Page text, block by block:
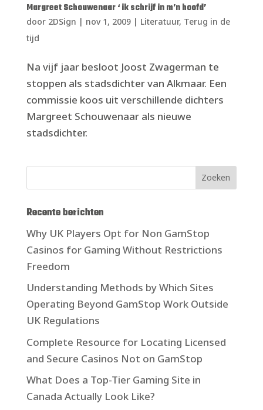
Margreet Schouwenaar ‘ ik schrijf in m’n hoofd’
door 2DSign | nov 1, 2009| Literatuur, Terug in de
tijd
Na vijf jaar besloot Joost Zwagerman te
stoppen als stadsdichter van Alkmaar. Een
commissie koos uit verschillende dichters
Margreet Schouwenaar als nieuwe
stadsdichter.
Zoeken
Recente berichten
Why UK Players Opt for Non GamStop
Casinos for Gaming Without Restrictions
Freedom
Understanding Methods by Which Sites
Operating Beyond GamStop Work Outside
UK Regulations
Complete Resource for Locating Licensed
and Secure Casinos Not on GamStop
What Does a Top-Tier Gaming Site in
Canada Actually Look Like?